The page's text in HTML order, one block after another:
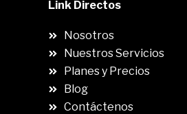
Link Directos
Nosotros
Nuestros Servicios
Planes y Precios
Blog
Contáctenos